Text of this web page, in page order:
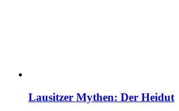
Lausitzer Mythen: Der Heidut